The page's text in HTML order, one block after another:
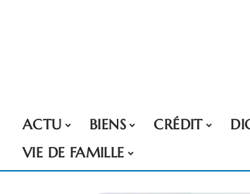
ACTU BIENS CRÉDIT
VIE DE FAMILLE